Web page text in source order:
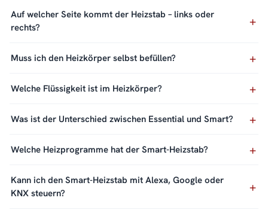
Auf welcher Seite kommt der Heizstab – links oder
rechts?
Muss ich den Heizkörper selbst befüllen?
Welche Flüssigkeit ist im Heizkörper?
Was ist der Unterschied zwischen Essential und Smart?
Welche Heizprogramme hat der Smart-Heizstab?
Kann ich den Smart-Heizstab mit Alexa, Google oder
KNX steuern?